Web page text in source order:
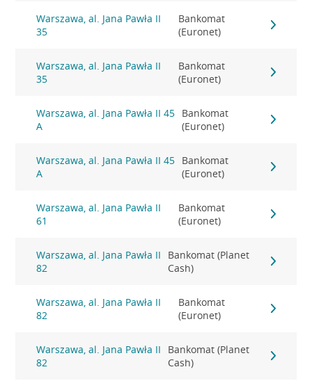
Warszawa, al. Jana Pawła II
35
Bankomat
(Euronet)
Warszawa, al. Jana Pawła II
35
Bankomat
(Euronet)
Warszawa, al. Jana Pawła II 45
A
Bankomat
(Euronet)
Warszawa, al. Jana Pawła II 45
A
Bankomat
(Euronet)
Warszawa, al. Jana Pawła II
61
Bankomat
(Euronet)
Warszawa, al. Jana Pawła II
82
Bankomat (Planet
Cash)
Warszawa, al. Jana Pawła II
82
Bankomat
(Euronet)
Warszawa, al. Jana Pawła II
82
Bankomat (Planet
Cash)